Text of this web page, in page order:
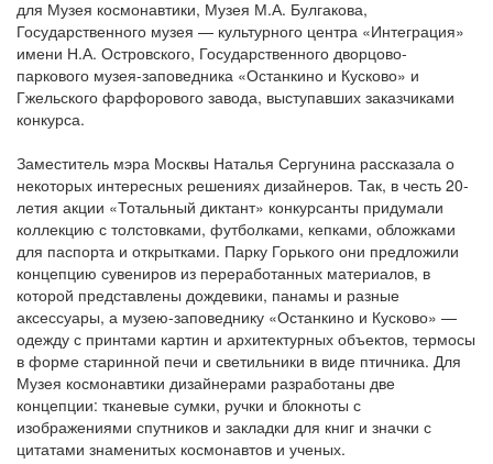
для Музея космонавтики, Музея М.А. Булгакова,
Государственного музея — культурного центра «Интеграция»
имени Н.А. Островского, Государственного дворцово-
паркового музея-заповедника «Останкино и Кусково» и
Гжельского фарфорового завода, выступавших заказчиками
конкурса.
Заместитель мэра Москвы Наталья Сергунина рассказала о
некоторых интересных решениях дизайнеров. Так, в честь 20-
летия акции «Тотальный диктант» конкурсанты придумали
коллекцию с толстовками, футболками, кепками, обложками
для паспорта и открытками. Парку Горького они предложили
концепцию сувениров из переработанных материалов, в
которой представлены дождевики, панамы и разные
аксессуары, а музею-заповеднику «Останкино и Кусково» —
одежду с принтами картин и архитектурных объектов, термосы
в форме старинной печи и светильники в виде птичника. Для
Музея космонавтики дизайнерами разработаны две
концепции: тканевые сумки, ручки и блокноты с
изображениями спутников и закладки для книг и значки с
цитатами знаменитых космонавтов и ученых.